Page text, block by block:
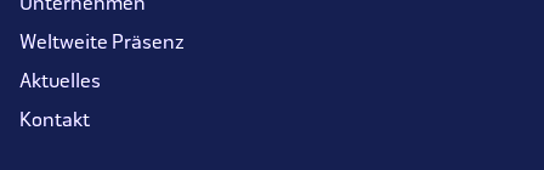
Unternehmen
Weltweite Präsenz
Aktuelles
Kontakt